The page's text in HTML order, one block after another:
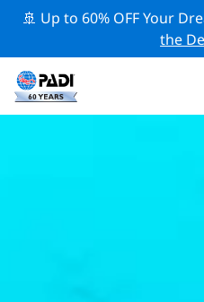
🚢 Up to 60% OFF Your
the